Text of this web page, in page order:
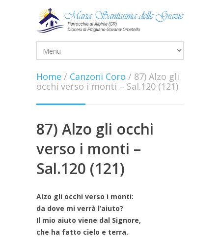
Home / Canzoni Coro / 87) Alzo gli
occhi verso i monti – Sal.120 (121)
87) Alzo gli occhi
verso i monti –
Sal.120 (121)
Alzo gli occhi verso i monti:
da dove mi verrà l’aiuto?
Il mio aiuto viene dal Signore,
che ha fatto cielo e terra.